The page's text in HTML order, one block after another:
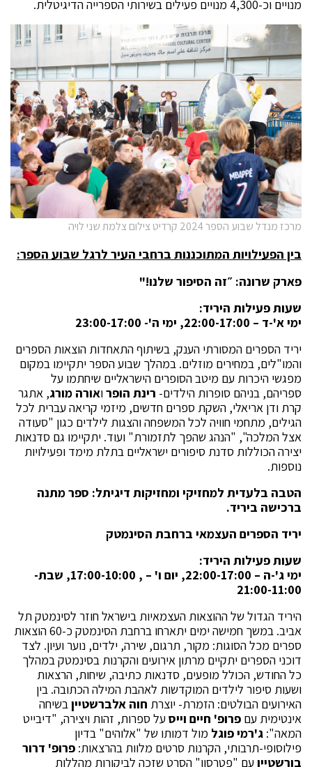
מנויים וכ-4,300 מנויים פעילים בשירותי הספרייה הדיגיטלית.
מרכז מנדל שבוע הספר 2024 קרדיט צילום צלמת שני לויה
בין הפעילויות המתוכננות ברחבי העיר לרגל שבוע הספר:
פארק שרונה: ״זה הסיפור שלנו!"
שעות פעילות היריד:
ימי א'-ד – 22:00-17:00, ימי ה'- 23:00-17:00
יריד הספרים המסורתי הענק, בשיתוף התאחדות הוצאות הספרים
והמו"לים, במחירים מוזלים. במהלך שבוע הספר יתקיימו במקום
מפגשי היכרות עם מיטב הסופרים הישראליים שיחתמו על
ספריהם, בניהם סופרות הילדים- רינת הופרואורה מורג, אתגר
קרת ודן אריאלי, השקת ספרים חדשים, מיזמי קריאה עברית לכל
הגילים, מתחמי חוויה לכל המשפחה והצגות לילדים כגון "סעודה
אצל המלכה", "הנהג שהפך לתזמורת" ועוד. יתקיימו גם סדנאות
יצירה הכוללות סדנת סיפורים ישראליים בתלת מימד ופעילויות
נוספות.
הטבה בלעדית למחזיקי ומחזיקות דיגיתל: ספר מתנה
ברכישה ביריד.
יריד הספרים העצמאי ברחבת הסינמטק
שעות פעילות היריד:
ימי ג'-ה – 22:00-17:00, יום ו' – , 17:00-10:00, שבת-
21:00-11:00
היריד הגדול של ההוצאות העצמאיות בישראל חוזר לסינמטק תל
אביב. במשך חמישה ימים יתארחו ברחבת הסינמטק כ-60 הוצאות
ספרים מכל הסוגות: מקור, תרגום, שירה, ילדים, נוער ועיון. לצד
דוכני הספרים יתקיים מרתון אירועים והקרנות בסינמטק במהלך
כל החודש, הכולל מופעים, סדנאות כתיבה, שיחות, הרצאות
ושעות סיפור לילדים המוקדשות לאהבת המילה הכתובה. בין
האירועים הבולטים: הזמרת- יוצרת חוה אלברשטייןבשיחה
אינטימית עם פרופ' חיים וייס על ספרות, זהות ויצירה, "דיבייט
המאה": ג'רמי פוגל מול דמותו של "אלוהים" בדיון
פילוסופי-תרבותי, הקרנות סרטים מלוות בהרצאות: פרופ' דרור
בורשטיין עם "פטרסון" הסרט שזכה לביקורות מהללות